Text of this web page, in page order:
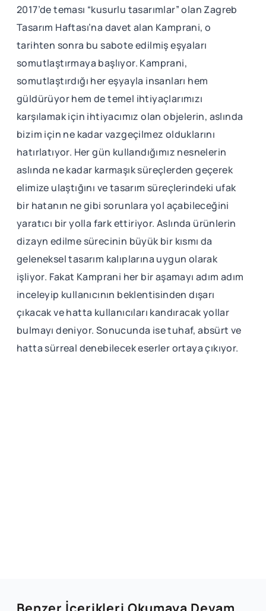
2017’de teması “kusurlu tasarımlar” olan Zagreb
Tasarım Haftası’na davet alan Kamprani, o
tarihten sonra bu sabote edilmiş eşyaları
somutlaştırmaya başlıyor. Kamprani,
somutlaştırdığı her eşyayla insanları hem
güldürüyor hem de temel ihtiyaçlarımızı
karşılamak için ihtiyacımız olan objelerin, aslında
bizim için ne kadar vazgeçilmez olduklarını
hatırlatıyor. Her gün kullandığımız nesnelerin
aslında ne kadar karmaşık süreçlerden geçerek
elimize ulaştığını ve tasarım süreçlerindeki ufak
bir hatanın ne gibi sorunlara yol açabileceğini
yaratıcı bir yolla fark ettiriyor. Aslında ürünlerin
dizayn edilme sürecinin büyük bir kısmı da
geleneksel tasarım kalıplarına uygun olarak
işliyor. Fakat Kamprani her bir aşamayı adım adım
inceleyip kullanıcının beklentisinden dışarı
çıkacak ve hatta kullanıcıları kandıracak yollar
bulmayı deniyor. Sonucunda ise tuhaf, absürt ve
hatta sürreal denebilecek eserler ortaya çıkıyor.